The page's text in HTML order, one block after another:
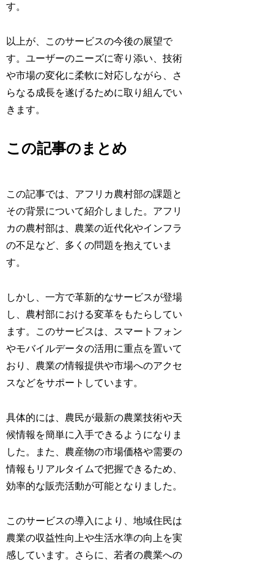
す。
以上が、このサービスの今後の展望で
す。ユーザーのニーズに寄り添い、技術
や市場の変化に柔軟に対応しながら、さ
らなる成長を遂げるために取り組んでい
きます。
この記事のまとめ
この記事では、アフリカ農村部の課題と
その背景について紹介しました。アフリ
カの農村部は、農業の近代化やインフラ
の不足など、多くの問題を抱えていま
す。
しかし、一方で革新的なサービスが登場
し、農村部における変革をもたらしてい
ます。このサービスは、スマートフォン
やモバイルデータの活用に重点を置いて
おり、農業の情報提供や市場へのアクセ
スなどをサポートしています。
具体的には、農民が最新の農業技術や天
候情報を簡単に入手できるようになりま
した。また、農産物の市場価格や需要の
情報もリアルタイムで把握できるため、
効率的な販売活動が可能となりました。
このサービスの導入により、地域住民は
農業の収益性向上や生活水準の向上を実
感しています。さらに、若者の農業への